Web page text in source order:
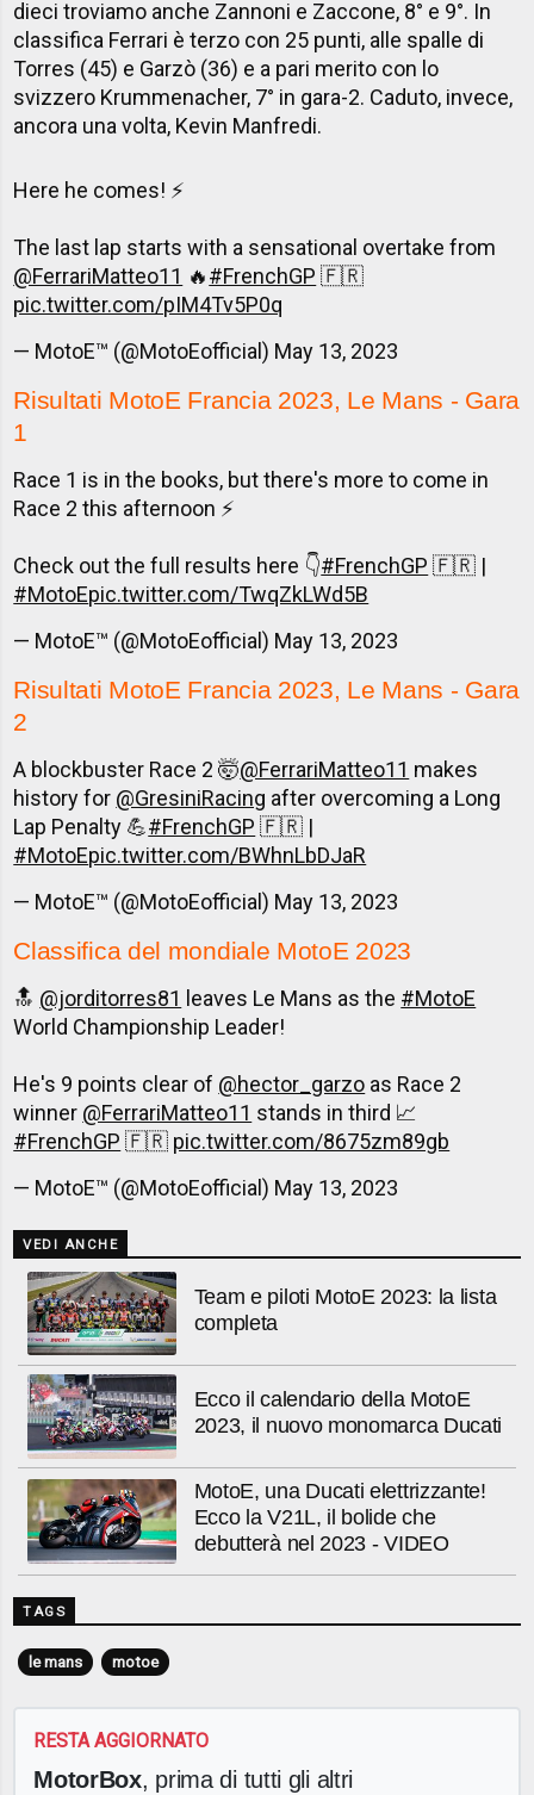
dieci troviamo anche Zannoni e Zaccone, 8° e 9°. In
classifica Ferrari è terzo con 25 punti, alle spalle di
Torres (45) e Garzò (36) e a pari merito con lo
svizzero Krummenacher, 7° in gara-2. Caduto, invece,
ancora una volta, Kevin Manfredi.
Here he comes! ⚡️
The last lap starts with a sensational overtake from
@FerrariMatteo11 🔥#FrenchGP 🇫🇷
pic.twitter.com/pIM4Tv5P0q
— MotoE™ (@MotoEofficial) May 13, 2023
Risultati MotoE Francia 2023, Le Mans - Gara
1
Race 1 is in the books, but there's more to come in
Race 2 this afternoon ⚡️
Check out the full results here 👇#FrenchGP 🇫🇷 |
#MotoEpic.twitter.com/TwqZkLWd5B
— MotoE™ (@MotoEofficial) May 13, 2023
Risultati MotoE Francia 2023, Le Mans - Gara
2
A blockbuster Race 2 🤯@FerrariMatteo11 makes
history for @GresiniRacing after overcoming a Long
Lap Penalty 💪#FrenchGP 🇫🇷 |
#MotoEpic.twitter.com/BWhnLbDJaR
— MotoE™ (@MotoEofficial) May 13, 2023
Classifica del mondiale MotoE 2023
🔝 @jorditorres81 leaves Le Mans as the #MotoE
World Championship Leader!
He's 9 points clear of @hector_garzo as Race 2
winner @FerrariMatteo11 stands in third 📈
#FrenchGP 🇫🇷 pic.twitter.com/8675zm89gb
— MotoE™ (@MotoEofficial) May 13, 2023
VEDI ANCHE
Team e piloti MotoE 2023: la lista
completa
Ecco il calendario della MotoE
2023, il nuovo monomarca Ducati
MotoE, una Ducati elettrizzante!
Ecco la V21L, il bolide che
debutterà nel 2023 - VIDEO
TAGS
le mans motoe
RESTA AGGIORNATO
MotorBox, prima di tutti gli altri